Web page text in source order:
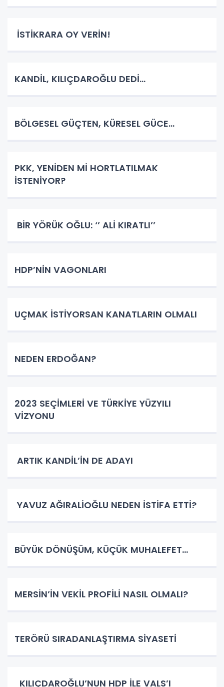
İSTİKRARA OY VERİN!
KANDİL, KILIÇDAROĞLU DEDİ…
BÖLGESEL GÜÇTEN, KÜRESEL GÜCE…
PKK, YENİDEN Mİ HORTLATILMAK
İSTENİYOR?
BİR YÖRÜK OĞLU: ‘’ ALİ KIRATLI’’
HDP’NİN VAGONLARI
UÇMAK İSTİYORSAN KANATLARIN OLMALI
NEDEN ERDOĞAN?
2023 SEÇİMLERİ VE TÜRKİYE YÜZYILI
VİZYONU
ARTIK KANDİL’İN DE ADAYI
YAVUZ AĞIRALİOĞLU NEDEN İSTİFA ETTİ?
BÜYÜK DÖNÜŞÜM, KÜÇÜK MUHALEFET…
MERSİN’İN VEKİL PROFİLİ NASIL OLMALI?
TERÖRÜ SIRADANLAŞTIRMA SİYASETİ
KILIÇDAROĞLU’NUN HDP İLE VALS’I